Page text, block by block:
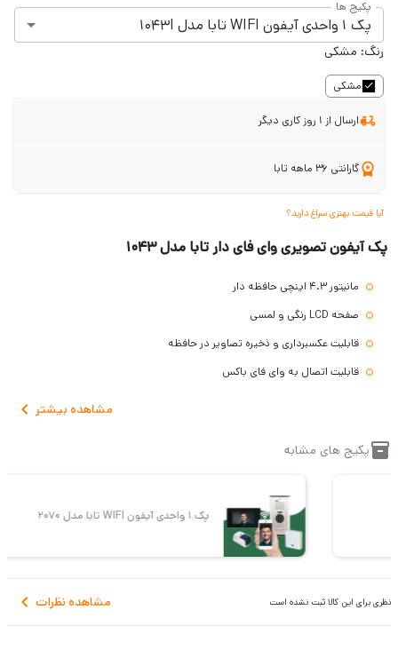
پکیج ها
پک 1 واحدی آیفون WIFI تابا مدل 1043I
رنگ: مشکی
مشکی
ارسال از 1 روز کاری دیگر
گارانتی 36 ماهه تابا
آیا قیمت بهتری سراغ دارید؟
پک آیفون تصویری وای فای دار تابا مدل 1043
مانیتور 4.3 اینچی حافظه دار
صفحه LCD رنگی و لمسی
قابلیت عکسبرداری و ذخیره تصاویر در حافظه
قابلیت اتصال به وای فای باکس
امکان مکالمه صوتی با تلفن
امکان انتقال زنگ و باز کردن درب ورودی و پارکینگ از راه دور
قابلیت ارتباط داخلی با کلیه واحد ها
قابلیت اتصال به پنل دوم
دارای گوشی صوتی
مشاهده بیشتر
پکیج های مشابه
پک 1 واحدی آیفون WIFI تابا مدل 2070
مشاهده نظرات نظری برای این کالا ثبت نشده است